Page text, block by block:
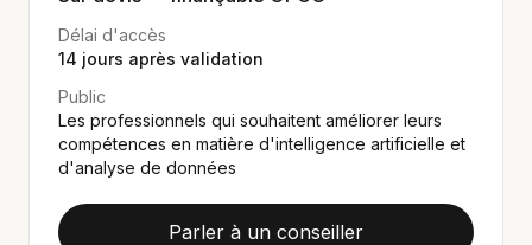
Délai d'accès
14 jours après validation
Public
Les professionnels qui souhaitent améliorer leurs
compétences en matière d'intelligence artificielle et
d'analyse de données
Parler à un conseiller